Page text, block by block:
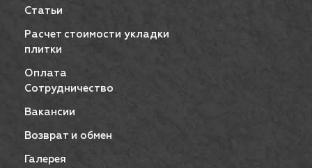
Статьи
Расчет стоимости укладки
плитки
Оплата
Сотрудничество
Вакансии
Возврат и обмен
Галерея